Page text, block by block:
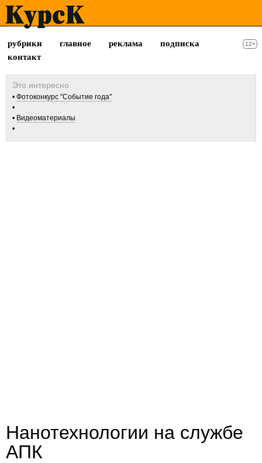
рубрики главное реклама
подписка
контакт
12+
Фотоконкурс "Событие года"
Видеоматериалы
Нанотехнологии на службе
АПК